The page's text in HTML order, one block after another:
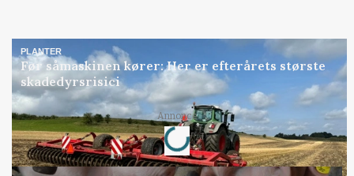
PLANTER
Før såmaskinen kører: Her er efterårets største
skadedyrsrisici
Annonce
Loading...